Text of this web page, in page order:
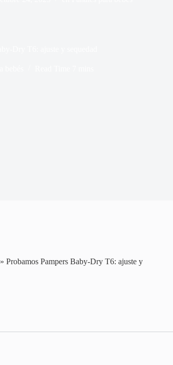
»Probamos Pampers Baby-Dry T6: ajuste y